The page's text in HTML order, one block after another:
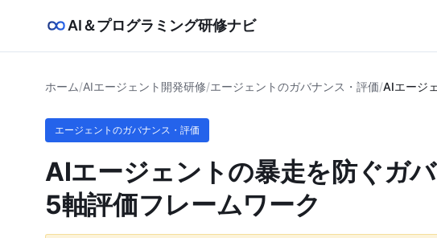
AI＆プログラミング研修ナビ
ホーム/AIエージェント開発研修/エージェントのガバナンス・評価/AIエージ
エージェントのガバナンス・評価
AIエージェントの暴走を防ぐガ
5軸評価フレームワーク